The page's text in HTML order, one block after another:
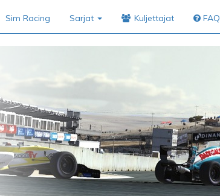
Sim Racing Sarjat Kuljettajat FAQ